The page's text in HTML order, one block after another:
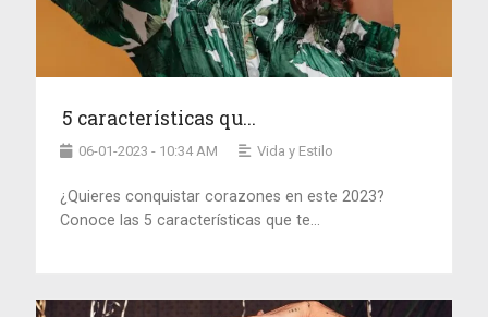
5 características qu...
06-01-2023 - 10:34 AM Vida y Estilo
¿Quieres conquistar corazones en este 2023?
Conoce las 5 características que te...